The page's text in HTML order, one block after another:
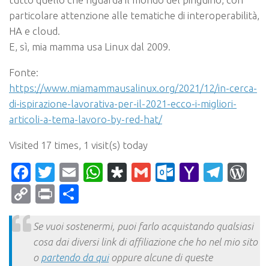
particolare attenzione alle tematiche di interoperabilità,
HA e cloud.
E, sì, mia mamma usa Linux dal 2009.
Fonte:
https://www.miamammausalinux.org/2021/12/in-cerca-
di-ispirazione-lavorativa-per-il-2021-ecco-i-migliori-
articoli-a-tema-lavoro-by-red-hat/
Visited 17 times, 1 visit(s) today
Facebook
Twitter
EmailWhatsApp
Diaspora
Gmail Yahoo
CopyPrint
Se vuoi sostenermi, puoi farlo acquistando qualsiasi
cosa dai diversi link di affiliazione che ho nel mio sito
o partendo da quioppure alcune di queste